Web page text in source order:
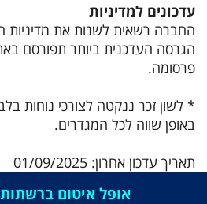
עדכונים למדיניות
החברה רשאית לשנות את מדיניות
הגרסה העדכנית ביותר תפורסם
פרסומה.
* לשון זכר ננקטה לצורכי נוחות
באופן שווה לכל המגדרים.
תאריך עדכון אחרון: 01/09/2025
אופל איטום